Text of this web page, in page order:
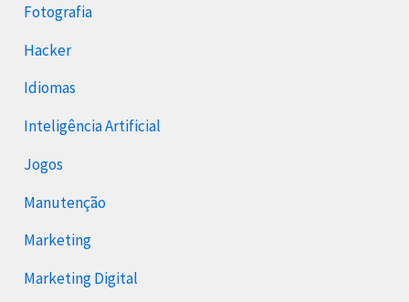
Fotografia
Hacker
Idiomas
Inteligência Artificial
Jogos
Manutenção
Marketing
Marketing Digital